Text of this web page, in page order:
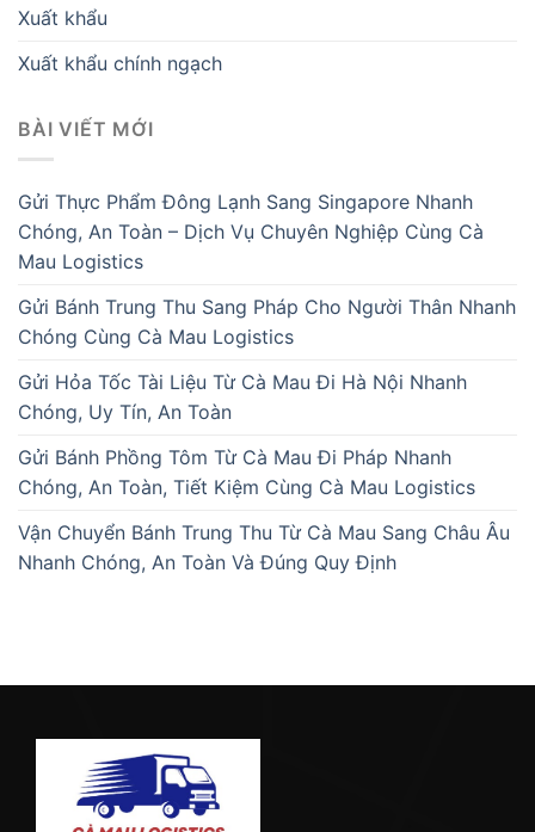
Xuất khẩu
Xuất khẩu chính ngạch
BÀI VIẾT MỚI
Gửi Thực Phẩm Đông Lạnh Sang Singapore Nhanh
Chóng, An Toàn – Dịch Vụ Chuyên Nghiệp Cùng Cà
Mau Logistics
Gửi Bánh Trung Thu Sang Pháp Cho Người Thân Nhanh
Chóng Cùng Cà Mau Logistics
Gửi Hỏa Tốc Tài Liệu Từ Cà Mau Đi Hà Nội Nhanh
Chóng, Uy Tín, An Toàn
Gửi Bánh Phồng Tôm Từ Cà Mau Đi Pháp Nhanh
Chóng, An Toàn, Tiết Kiệm Cùng Cà Mau Logistics
Vận Chuyển Bánh Trung Thu Từ Cà Mau Sang Châu Âu
Nhanh Chóng, An Toàn Và Đúng Quy Định